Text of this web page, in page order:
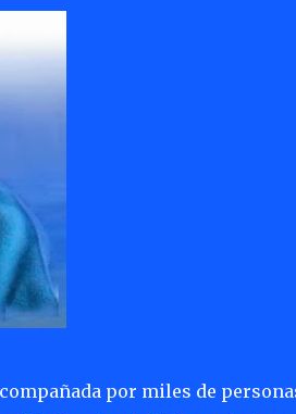
por miles de